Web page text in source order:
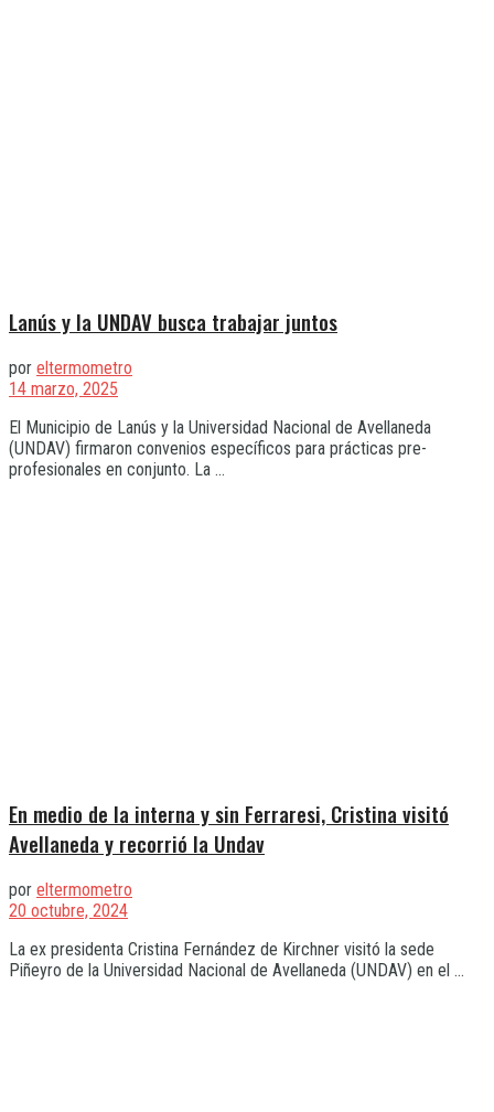
Lanús y la UNDAV busca trabajar juntos
por eltermometro
14 marzo, 2025
El Municipio de Lanús y la Universidad Nacional de Avellaneda
(UNDAV) firmaron convenios específicos para prácticas pre-
profesionales en conjunto. La ...
En medio de la interna y sin Ferraresi, Cristina visitó
Avellaneda y recorrió la Undav
por eltermometro
20 octubre, 2024
La ex presidenta Cristina Fernández de Kirchner visitó la sede
Piñeyro de la Universidad Nacional de Avellaneda (UNDAV) en el ...